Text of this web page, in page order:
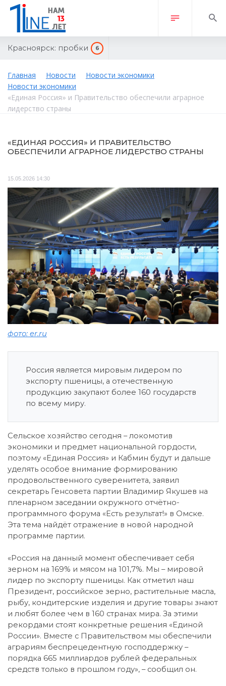
Красноярск: пробки 6
Главная Новости
Новости экономики
Новости экономики
«Единая Россия» и Правительство обеспечили аграрное
лидерство страны
«ЕДИНАЯ РОССИЯ» И ПРАВИТЕЛЬСТВО
ОБЕСПЕЧИЛИ АГРАРНОЕ ЛИДЕРСТВО СТРАНЫ
15.05.2026 14:30
фото: er.ru
Россия является мировым лидером по
экспорту пшеницы, а отечественную
продукцию закупают более 160 государств
по всему миру.
Сельское хозяйство сегодня – локомотив
экономики и предмет национальной гордости,
поэтому «Единая Россия» и Кабмин будут и дальше
уделять особое внимание формированию
продовольственного суверенитета, заявил
секретарь Генсовета партии Владимир Якушев на
пленарном заседании окружного отчётно-
программного форума «Есть результат!» в Омске.
Эта тема найдёт отражение в новой народной
программе партии.
«Россия на данный момент обеспечивает себя
зерном на 169% и мясом на 101,7%. Мы – мировой
лидер по экспорту пшеницы. Как отметил наш
Президент, российское зерно, растительные масла,
рыбу, кондитерские изделия и другие товары знают
и любят более чем в 160 странах мира. За этими
рекордами стоят конкретные решения «Единой
России». Вместе с Правительством мы обеспечили
аграриям беспрецедентную господдержку –
порядка 665 миллиардов рублей федеральных
средств только в прошлом году», – сообщил он.